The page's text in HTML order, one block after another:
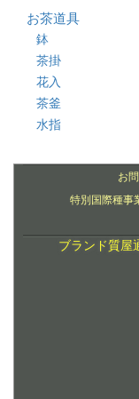
お茶道具
鉢
茶掛
花入
茶釜
水指
お
特別国際種事
ブランド質屋